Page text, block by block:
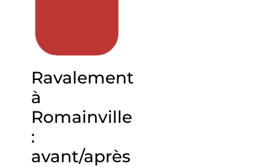
Ravalement
à
Romainville
:
avant/après